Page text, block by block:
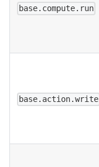
base.compute.run
base.action.write